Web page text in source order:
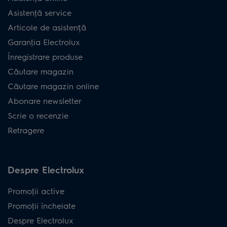
Asistenţă service
Articole de asistență
Garanţia Electrolux
Înregistrare produse
Căutare magazin
Căutare magazin online
Abonare newsletter
Scrie o recenzie
Retragere
Despre Electrolux
Promoţii active
Promoţii încheiate
Despre Electrolux